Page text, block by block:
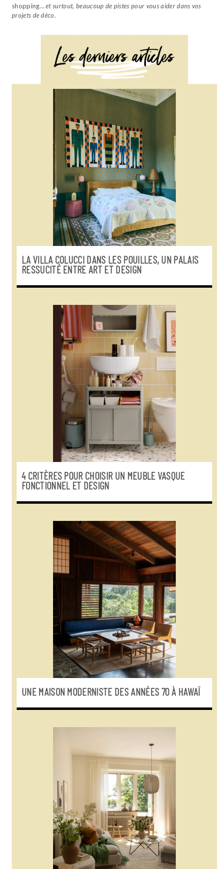
shopping…et surtout, beaucoup de pistes pour vous aider dans vos
projets de déco.
LA VILLA COLUCCI DANS LES POUILLES, UN PALAIS
RESSUCITÉ ENTRE ART ET DESIGN
4 CRITÈRES POUR CHOISIR UN MEUBLE VASQUE
FONCTIONNEL ET DESIGN
UNE MAISON MODERNISTE DES ANNÉES 70 À HAWAÏ